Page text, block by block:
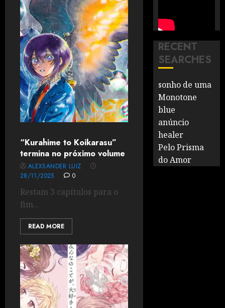
“Kurahime to Koikarasu”
termina no próximo volume
ALEXSANDER LUIZ
28/11/2025
0
Restam 3 capítulos para o
fim...
READ MORE
RECENT
SEARCHES
sonho de uma
Monotone
blue
anúncio
healer
Pelo Prisma
do Amor